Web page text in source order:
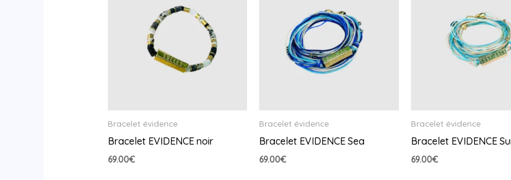
Bracelet évidence
Bracelet EVIDENCE noir
69.00€
Bracelet évidence
Bracelet EVIDENCE Sea
69.00€
Bracelet évidence
Bracelet EVIDENCE
69.00€